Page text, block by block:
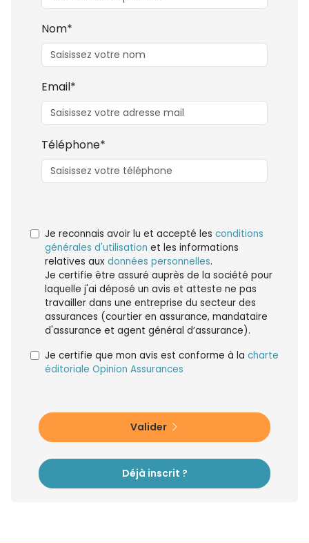
Nom*
Email*
Téléphone*
Je reconnais avoir lu et accepté les conditions
générales d'utilisation et les informations
relatives aux données personnelles.
Je certifie être assuré auprès de la société pour
laquelle j'ai déposé un avis et atteste ne pas
travailler dans une entreprise du secteur des
assurances (courtier en assurance, mandataire
d'assurance et agent général d’assurance).
Je certifie que mon avis est conforme à la charte
éditoriale Opinion Assurances
Valider
Déjà inscrit ?